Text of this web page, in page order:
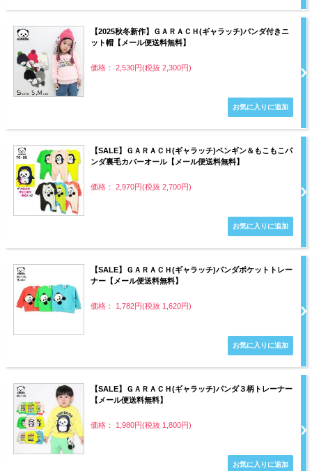
【2025秋冬新作】ＧＡＲＡＣＨ(ギャラッチ)パンダ付きニ
ット帽【メール便送料無料】
価格： 2,530円(税抜 2,300円)
【SALE】ＧＡＲＡＣＨ(ギャラッチ)ペンギン＆もこもこパ
ンダ裏毛カバーオール【メール便送料無料】
価格： 2,970円(税抜 2,700円)
【SALE】ＧＡＲＡＣＨ(ギャラッチ)パンダポケットトレー
ナー【メール便送料無料】
価格： 1,782円(税抜 1,620円)
【SALE】ＧＡＲＡＣＨ(ギャラッチ)パンダ３柄トレーナー
【メール便送料無料】
価格： 1,980円(税抜 1,800円)